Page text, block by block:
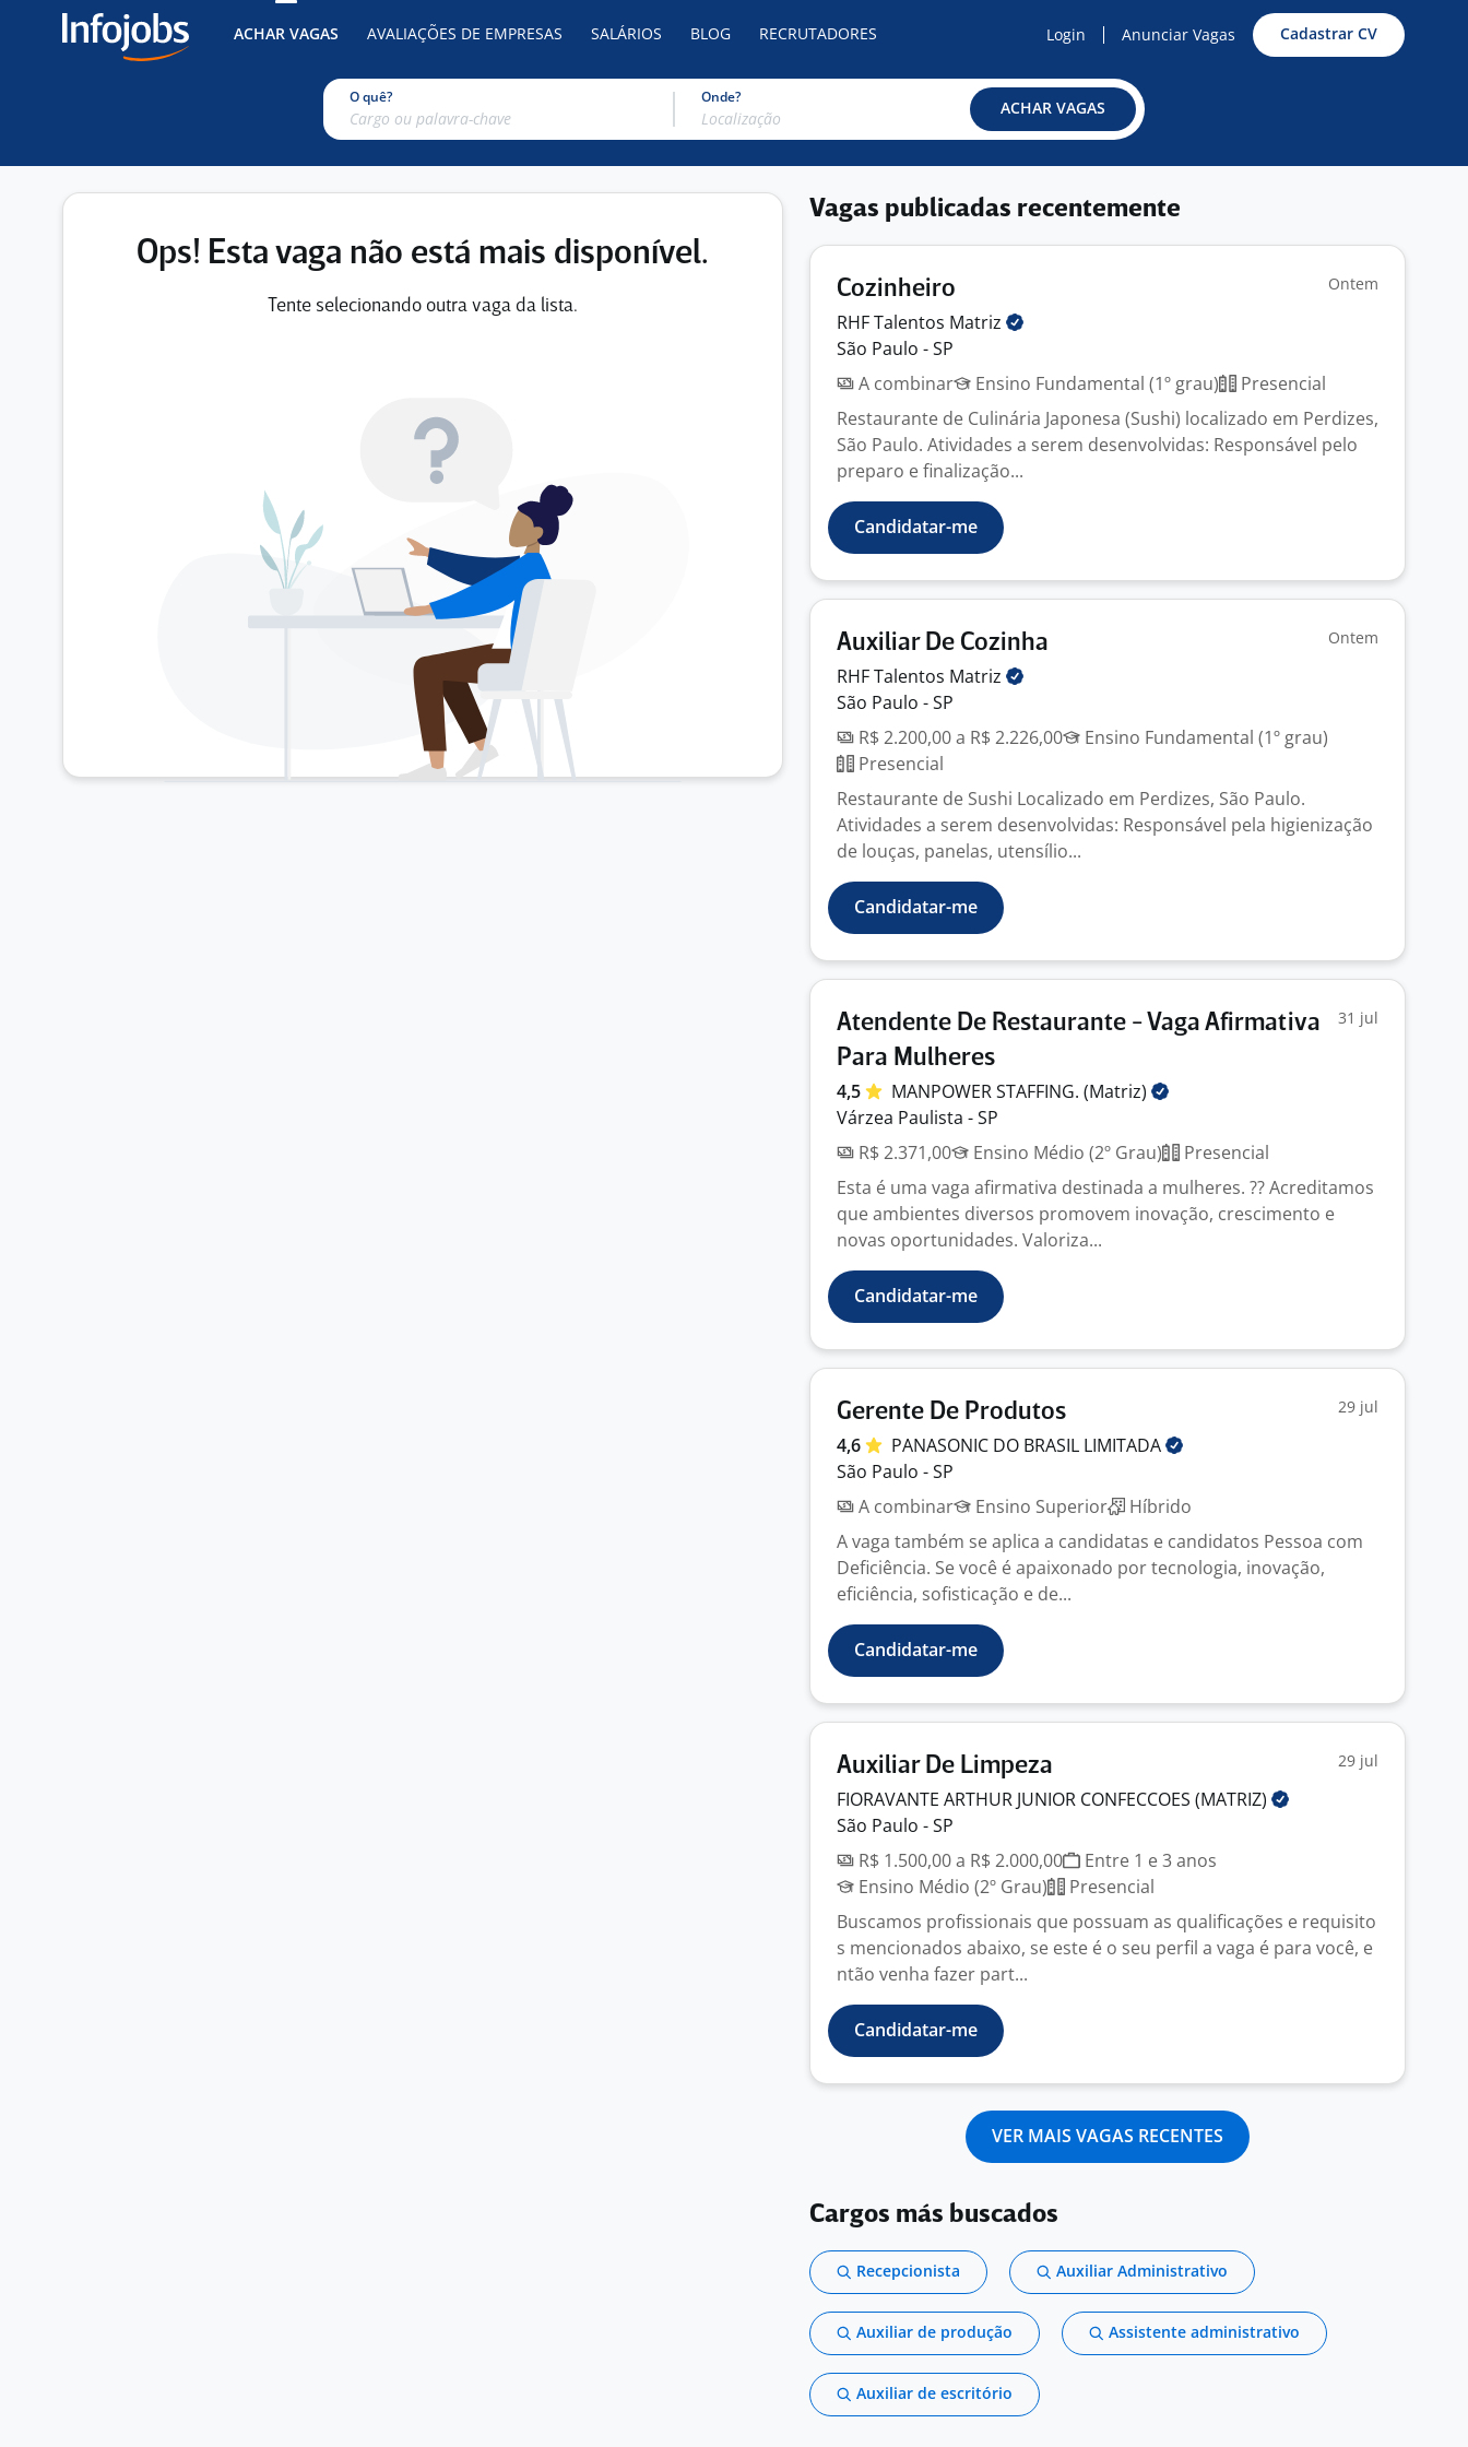
ACHAR VAGAS AVALIAÇÕES DE EMPRESAS SALÁRIOS BLOG RECRUTADORES Login Anunciar Vagas Cadastrar CV
O quê? Onde?
ACHAR VAGAS
Ops! Esta vaga não está mais disponível.
Tente selecionando outra vaga da lista.
Vagas publicadas recentemente
Cozinheiro Ontem
RHF Talentos Matriz
São Paulo - SP
A combinar
Ensino Fundamental (1º grau)
Presencial
Restaurante de Culinária Japonesa (Sushi) localizado em Perdizes,
São Paulo. Atividades a serem desenvolvidas: Responsável pelo
preparo e finalização...
Candidatar-me
Auxiliar De Cozinha Ontem
RHF Talentos Matriz
São Paulo - SP
R$ 2.200,00 a R$ 2.226,00
Ensino Fundamental (1º grau)
Presencial
Restaurante de Sushi Localizado em Perdizes, São Paulo.
Atividades a serem desenvolvidas: Responsável pela higienização
de louças, panelas, utensílio...
Candidatar-me
Atendente De Restaurante - Vaga Afirmativa
Para Mulheres
31 jul
4,5 MANPOWER STAFFING. (Matriz)
Várzea Paulista - SP
R$ 2.371,00
Ensino Médio (2º Grau)
Presencial
Esta é uma vaga afirmativa destinada a mulheres. ?? Acreditamos
que ambientes diversos promovem inovação, crescimento e
novas oportunidades. Valoriza...
Candidatar-me
Gerente De Produtos 29 jul
4,6 PANASONIC DO BRASIL LIMITADA
São Paulo - SP
A combinar
Ensino Superior
Híbrido
A vaga também se aplica a candidatas e candidatos Pessoa com
Deficiência. Se você é apaixonado por tecnologia, inovação,
eficiência, sofisticação e de...
Candidatar-me
Auxiliar De Limpeza 29 jul
FIORAVANTE ARTHUR JUNIOR CONFECCOES (MATRIZ)
São Paulo - SP
R$ 1.500,00 a R$ 2.000,00
Entre 1 e 3 anos
Ensino Médio (2º Grau)
Presencial
Buscamos profissionais que possuam as qualificações e requisito
s mencionados abaixo, se este é o seu perfil a vaga é para você, e
ntão venha fazer part...
Candidatar-me
VER MAIS VAGAS RECENTES
Cargos más buscados
Recepcionista Auxiliar Administrativo
Auxiliar de produção Assistente administrativo
Auxiliar de escritório